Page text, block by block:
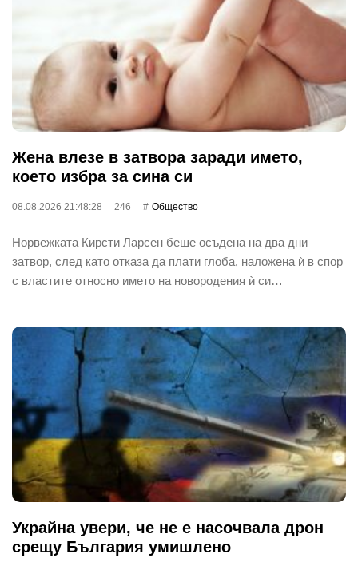
Жена влезе в затвора заради името,
което избра за сина си
08.08.2026 21:48:28 246 Общество
Норвежката Кирсти Ларсен беше осъдена на два дни
затвор, след като отказа да плати глоба, наложена ѝ в спор
с властите относно името на новородения ѝ си…
Украйна увери, че не е насочвала дрон
срещу България умишлено